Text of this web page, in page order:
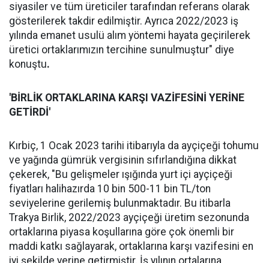
siyasiler ve tüm üreticiler tarafından referans olarak
gösterilerek takdir edilmiştir. Ayrıca 2022/2023 iş
yılında emanet usulü alım yöntemi hayata geçirilerek
üretici ortaklarımızın tercihine sunulmuştur" diye
konuştu.
'BİRLİK ORTAKLARINA KARŞI VAZİFESİNİ YERİNE
GETİRDİ'
Kırbiç, 1 Ocak 2023 tarihi itibarıyla da ayçiçeği tohumu
ve yağında gümrük vergisinin sıfırlandığına dikkat
çekerek, "Bu gelişmeler ışığında yurt içi ayçiçeği
fiyatları halihazırda 10 bin 500-11 bin TL/ton
seviyelerine gerilemiş bulunmaktadır. Bu itibarla
Trakya Birlik, 2022/2023 ayçiçeği üretim sezonunda
ortaklarına piyasa koşullarına göre çok önemli bir
maddi katkı sağlayarak, ortaklarına karşı vazifesini en
iyi şekilde yerine getirmiştir. İş yılının ortalarına